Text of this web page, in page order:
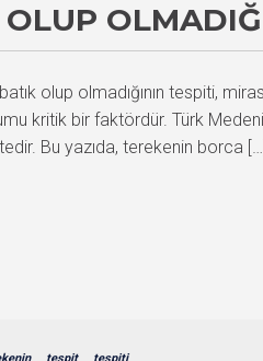
olup olmadığının tespiti,
kritik bir faktördür. Türk
Bu yazıda, terekenin borca